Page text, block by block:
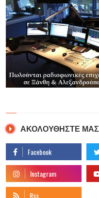
ΑΚΟΛΟΥΘΗΣΤΕ ΜΑΣ